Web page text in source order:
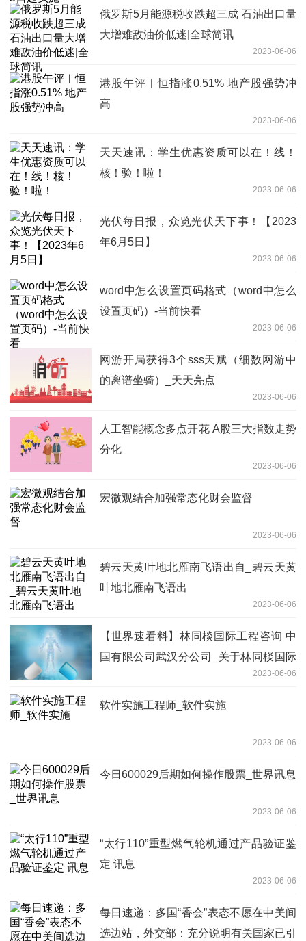
俄罗斯5月能源税收跌超三成 石油出口量
大增难敌油价低迷|全球简讯
2023-06-06
港股午评︱恒指涨0.51% 地产股强势冲
高
2023-06-06
天天速讯：学生优惠资质可以在！线！
核！验！啦！
2023-06-06
光伏每日报，众览光伏天下事！【2023
年6月5日】
2023-06-06
word中怎么设置页码格式（word中怎么
设置页码）-当前快看
2023-06-06
网游开局获得3个sss天赋（细数网游中
的离谱坐骑）_天天亮点
2023-06-06
人工智能概念多点开花 A股三大指数走势
分化
2023-06-06
宏微观结合加强常态化财会监督
2023-06-06
碧云天黄叶地北雁南飞语出自_碧云天黄
叶地北雁南飞语出
2023-06-06
【世界速看料】林同棪国际工程咨询 中
国有限公司武汉分公司_关于林同棪国际
工程咨询 中国有限公司武汉分公司概略
2023-06-06
软件实施工程师_软件实施
2023-06-06
今日600029后期如何操作股票_世界讯息
2023-06-06
“太行110”重型燃气轮机通过产品验证鉴
定 讯息
2023-06-06
每日速递：多国“香会”表态不愿在中美间
选边站，外交部：充分说明有关国家已引